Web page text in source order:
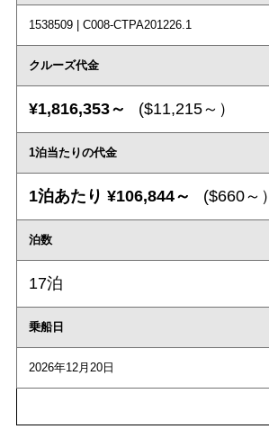
1538509 | C008-CTPA201226.1
クルーズ代金
¥1,816,353～ ($11,215～）
1泊当たりの代金
1泊あたり ¥106,844～ ($660～）
泊数
17泊
乗船日
2026年12月20日